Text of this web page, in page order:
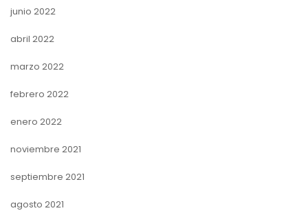
junio 2022
abril 2022
marzo 2022
febrero 2022
enero 2022
noviembre 2021
septiembre 2021
agosto 2021